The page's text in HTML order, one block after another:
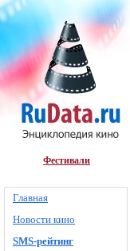
Фестивали
Главная
Новости кино
SMS-рейтинг